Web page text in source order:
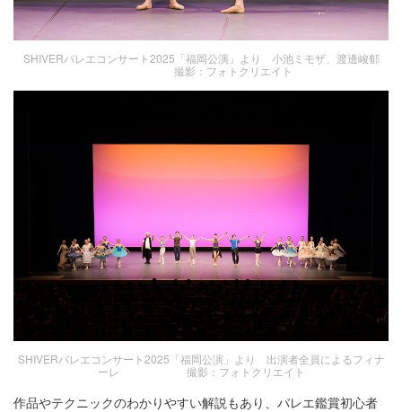
SHIVERバレエコンサート2025「福岡公演」より 小池ミモザ、渡邊峻郁
撮影：フォトクリエイト
SHIVERバレエコンサート2025「福岡公演」より 出演者全員によるフィナ
ーレ 撮影：フォトクリエイト
作品やテクニックのわかりやすい解説もあり、バレエ鑑賞初心者